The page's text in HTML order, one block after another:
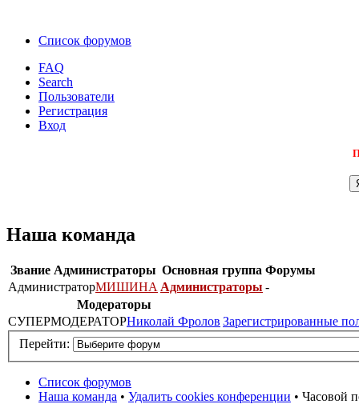
Список форумов
FAQ
Search
Пользователи
Регистрация
Вход
Наша команда
Звание Администраторы Основная группа Форумы
АдминистраторМИШИНА Администраторы -
Модераторы
СУПЕРМОДЕРАТОРНиколай Фролов Зарегистрированные
Перейти:
Список форумов
Наша команда • Удалить cookies конференции • Часовой